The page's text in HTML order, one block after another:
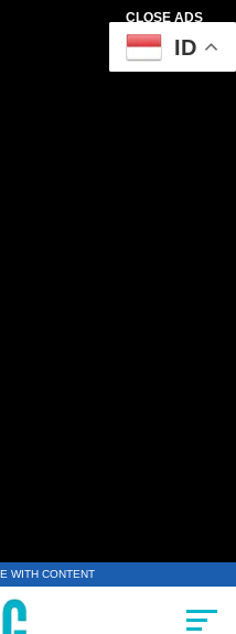
CLOSE ADS
WITH CONTENT
ID